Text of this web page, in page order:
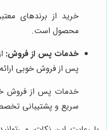
خرید از برندهای
محصول است.
خدمات پس از فروش:
پس از فروش خوبی
خدمات پس از فروش
سریع و پشتیبانی